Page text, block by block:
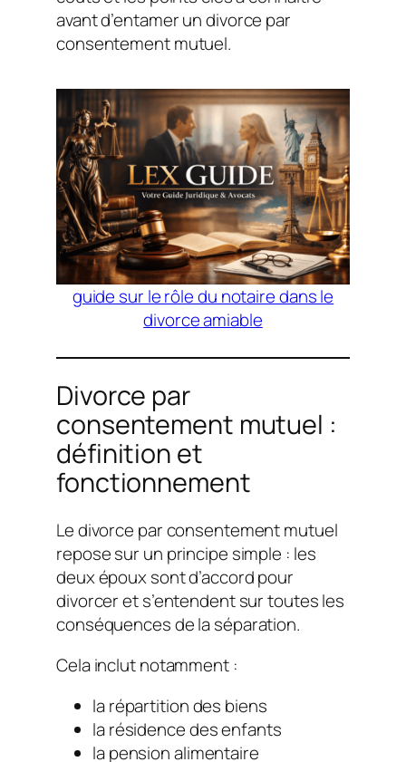
avant d’entamer un divorce par
consentement mutuel.
guide sur le rôle du notaire dans le
divorce amiable
Divorce par
consentement mutuel :
définition et
fonctionnement
Le divorce par consentement mutuel
repose sur un principe simple : les
deux époux sont d’accord pour
divorcer et s’entendent sur toutes les
conséquences de la séparation.
Cela inclut notamment :
la répartition des biens
la résidence des enfants
la pension alimentaire